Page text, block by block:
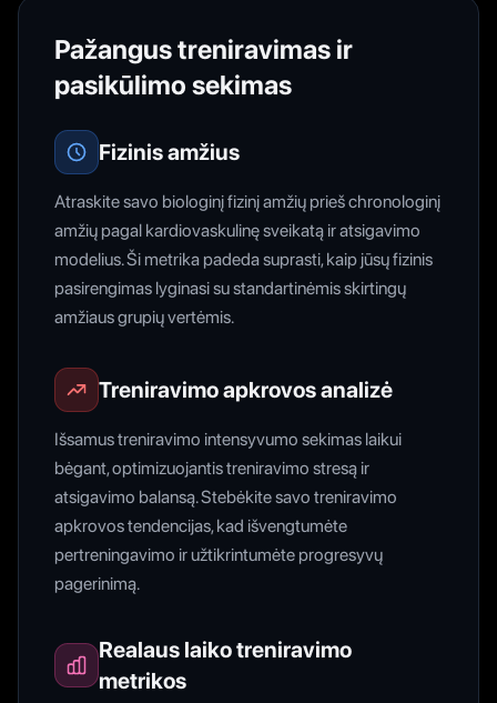
Pažangus treniravimas ir
pasikūlimo sekimas
Fizinis amžius
Atraskite savo biologinį fizinį amžių prieš chronologinį
amžių pagal kardiovaskulinę sveikatą ir atsigavimo
modelius. Ši metrika padeda suprasti, kaip jūsų fizinis
pasirengimas lyginasi su standartinėmis skirtingų
amžiaus grupių vertėmis.
Treniravimo apkrovos analizė
Išsamus treniravimo intensyvumo sekimas laikui
bėgant, optimizuojantis treniravimo stresą ir
atsigavimo balansą. Stebėkite savo treniravimo
apkrovos tendencijas, kad išvengtumėte
pertreningavimo ir užtikrintumėte progresyvų
pagerinimą.
Realaus laiko treniravimo
metrikos